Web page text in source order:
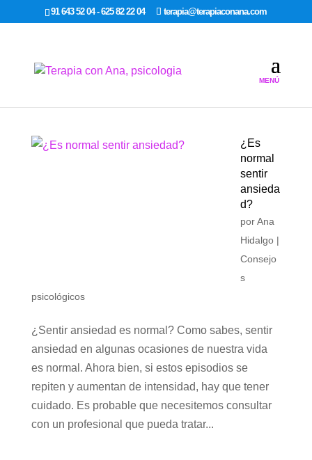
google-site-verification: google7dcda757e565a307.html
91 643 52 04 - 625 82 22 04 terapia@terapiaconana.com
¿Es
normal
sentir
ansieda
d?
porAna
Hidalgo|
Consejo
s
psicológicos
¿Sentir ansiedad es normal? Como sabes, sentir
ansiedad en algunas ocasiones de nuestra vida
es normal. Ahora bien, si estos episodios se
repiten y aumentan de intensidad, hay que tener
cuidado. Es probable que necesitemos consultar
con un profesional que pueda tratar...